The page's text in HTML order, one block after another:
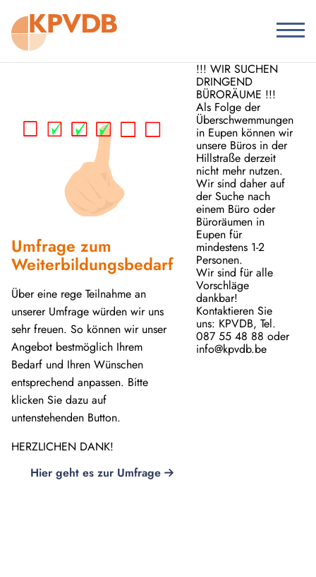
Umfrage zum
Weiterbildungsbedarf
Über eine rege Teilnahme an
unserer Umfrage würden wir uns
sehr freuen. So können wir unser
Angebot bestmöglich Ihrem
Bedarf und Ihren Wünschen
entsprechend anpassen. Bitte
klicken Sie dazu auf
untenstehenden Button.
HERZLICHEN DANK!
Hier geht es zur Umfrage
!!! WIR SUCHEN
DRINGEND
BÜRORÄUME !!!
Als Folge der
Überschwemmungen
in Eupen können wir
unsere Büros in der
Hillstraße derzeit
nicht mehr nutzen.
Wir sind daher auf
der Suche nach
einem Büro oder
Büroräumen in
Eupen für
mindestens 1-2
Personen.
Wir sind für alle
Vorschläge
dankbar!
Kontaktieren Sie
uns: KPVDB, Tel.
087 55 48 88 oder
info@kpvdb.be